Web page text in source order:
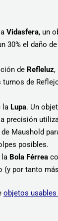
Vidasfera, un
30% el daño
de Refleluz,
de
la Lupa. Un
precisión
Maushold
posibles.
la Bola Férrea
(y por tanto
objetos usables